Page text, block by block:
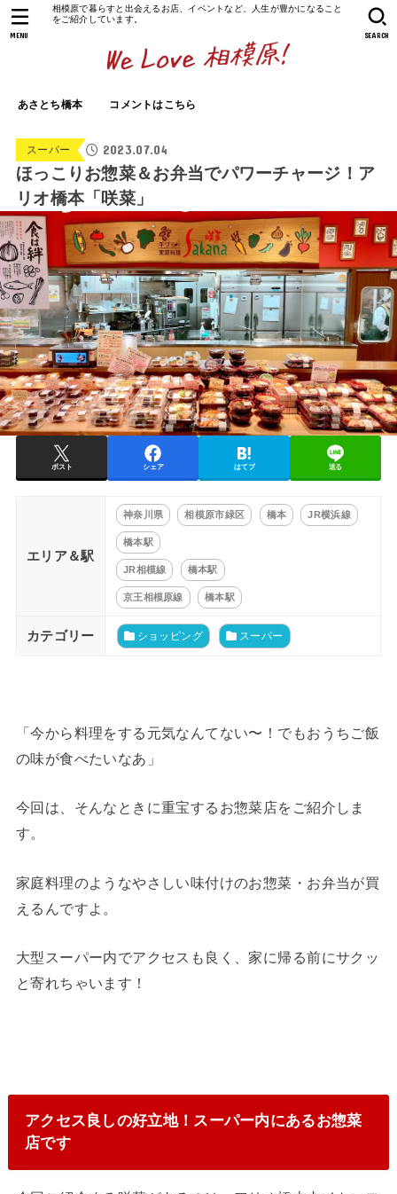
相模原で暮らすと出会えるお店、イベントなど、人生が豊かになること
をご紹介しています。
あさとち橋本 コメントはこちら
SEARCH
MENU
スーパー 2023.07.04
ほっこりお惣菜＆お弁当でパワーチャージ！ア
リオ橋本「咲菜」
ポスト シェア はてブ 送る
エリア＆駅
神奈川県 相模原市緑区 橋本 JR横浜線
橋本駅
JR相模線 橋本駅
京王相模原線 橋本駅
カテゴリー ショッピング スーパー
「今から料理をする元気なんてない〜！でもおうちご飯
の味が食べたいなあ」
今回は、そんなときに重宝するお惣菜店をご紹介しま
す。
家庭料理のようなやさしい味付けのお惣菜・お弁当が買
えるんですよ。
大型スーパー内でアクセスも良く、家に帰る前にサクッ
と寄れちゃいます！
アクセス良しの好立地！スーパー内にあるお惣菜
店です